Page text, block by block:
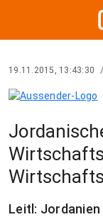
19.11.2015, 13:43:30 /
Leitl: